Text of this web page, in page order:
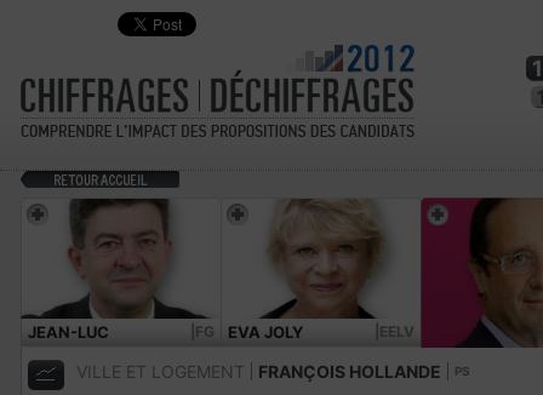
JEAN-LUC
MÉLENCHON
|FG EVA JOLY |EELV
VILLE ET LOGEMENT FRANÇOIS HOLLANDE PS